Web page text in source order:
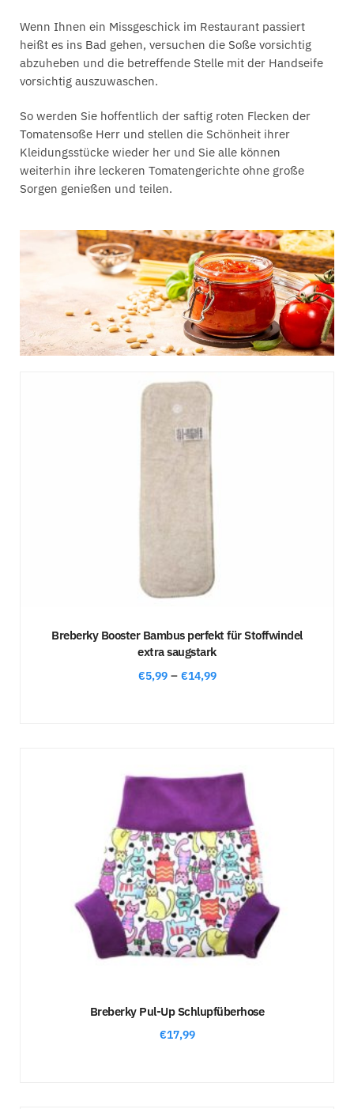
Wenn Ihnen ein Missgeschick im Restaurant passiert
heißt es ins Bad gehen, versuchen die Soße vorsichtig
abzuheben und die betreffende Stelle mit der Handseife
vorsichtig auszuwaschen.
So werden Sie hoffentlich der saftig roten Flecken der
Tomatensoße Herr und stellen die Schönheit ihrer
Kleidungsstücke wieder her und Sie alle können
weiterhin ihre leckeren Tomatengerichte ohne große
Sorgen genießen und teilen.
Breberky Booster Bambus perfekt für Stoffwindel
extra saugstark
€5,99– €14,99
Breberky Pul-Up Schlupfüberhose
€17,99